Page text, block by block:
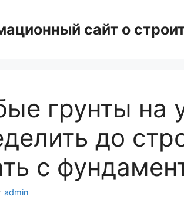
сайт о
грунты на
до
с
admin